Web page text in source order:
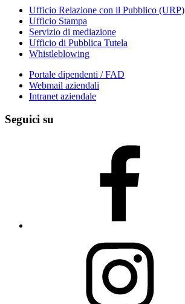
Ufficio Relazione con il Pubblico (URP)
Ufficio Stampa
Servizio di mediazione
Ufficio di Pubblica Tutela
Whistleblowing
Portale dipendenti / FAD
Webmail aziendali
Intranet aziendale
Seguici su